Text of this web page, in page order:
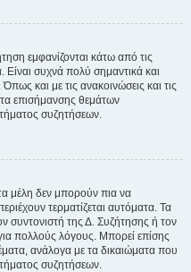
εμφανίζονται κάτω από τις
Είναι συχνά πολύ σημαντικά και
και με τις ανακοινώσεις και τις
επισήμανσης θεμάτων
συζητήσεων.
μέλη δεν μπορούν πια να
τερματίζεται αυτόματα. Τα
συντονιστή της Δ. Συζήτησης ή τον
πολλούς λόγους. Μπορεί επίσης
ανάλογα με τα δικαιώματα που
συζητήσεων.